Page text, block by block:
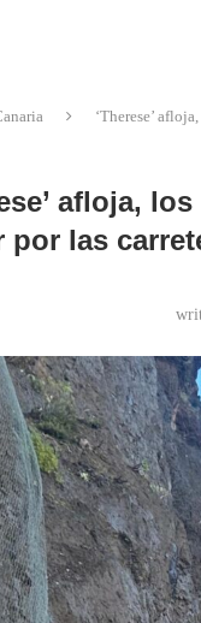
‘Therese’
afloja,
por las